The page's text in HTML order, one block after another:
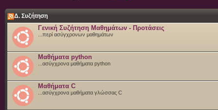
Δ. Συζήτηση
Γενική Συζήτηση Μαθημάτων - Προτάσεις
...περί ασύγχρονων μαθημάτων
Μαθήματα python
...ασύγχρονα μαθήματα python
Μαθήματα C
...ασύγχρονα μαθήματα γλώσσας C